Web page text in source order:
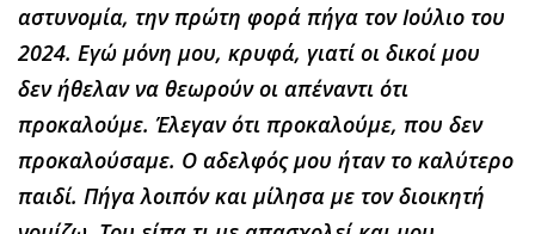
αστυνομία, την πρώτη φορά πήγα τον Ιούλιο του
2024. Εγώ μόνη μου, κρυφά, γιατί οι δικοί μου
δεν ήθελαν να θεωρούν οι απέναντι ότι
προκαλούμε. Έλεγαν ότι προκαλούμε, που δεν
προκαλούσαμε. Ο αδελφός μου ήταν το καλύτερο
παιδί. Πήγα λοιπόν και μίλησα με τον διοικητή